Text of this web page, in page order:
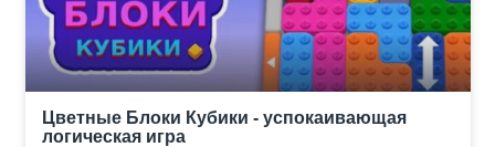
Цветные Блоки Кубики - успокаивающая
логическая игра